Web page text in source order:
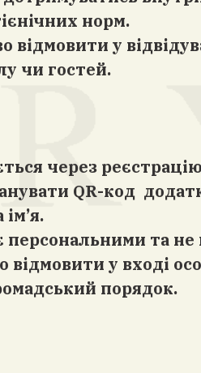
норм.
відмовити у
чи гостей.
через
QR-код
персональними та
відмовити у вході
порядок.